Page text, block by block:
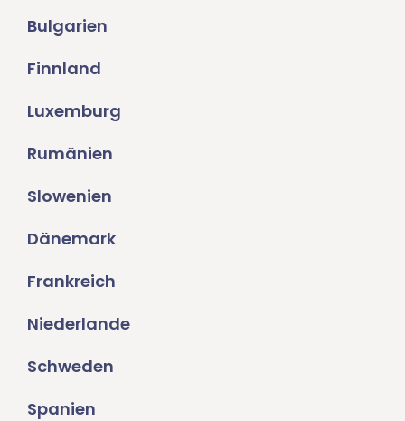
Bulgarien
Finnland
Luxemburg
Rumänien
Slowenien
Dänemark
Frankreich
Niederlande
Schweden
Spanien